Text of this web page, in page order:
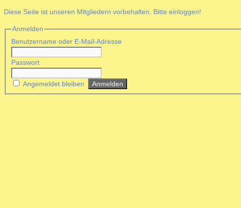
Diese Seite ist unseren Mitgliedern vorbehalten. Bitte einloggen!
Anmelden
Benutzername oder E-Mail-Adresse
Passwort
Angemeldet bleiben